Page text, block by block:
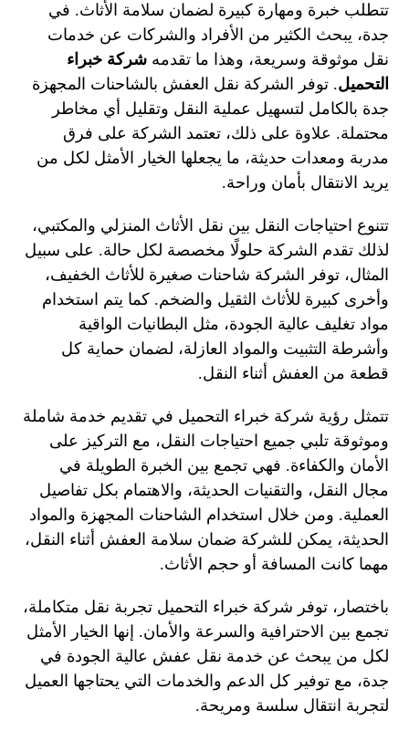
تتطلب خبرة ومهارة كبيرة لضمان سلامة الأثاث. في
جدة، يبحث الكثير من الأفراد والشركات عن خدمات
نقل موثوقة وسريعة، وهذا ما تقدمهشركة خبراء
التحميل. توفر الشركة نقل العفش بالشاحنات المجهزة
جدة بالكامل لتسهيل عملية النقل وتقليل أي مخاطر
محتملة. علاوة على ذلك، تعتمد الشركة على فرق
مدربة ومعدات حديثة، ما يجعلها الخيار الأمثل لكل من
يريد الانتقال بأمان وراحة.
تتنوع احتياجات النقل بين نقل الأثاث المنزلي والمكتبي،
لذلك تقدم الشركة حلولًا مخصصة لكل حالة. على سبيل
المثال، توفر الشركة شاحنات صغيرة للأثاث الخفيف،
وأخرى كبيرة للأثاث الثقيل والضخم. كما يتم استخدام
مواد تغليف عالية الجودة، مثل البطانيات الواقية
وأشرطة التثبيت والمواد العازلة، لضمان حماية كل
قطعة من العفش أثناء النقل.
تتمثل رؤية شركة خبراء التحميل في تقديم خدمة شاملة
وموثوقة تلبي جميع احتياجات النقل، مع التركيز على
الأمان والكفاءة. فهي تجمع بين الخبرة الطويلة في
مجال النقل، والتقنيات الحديثة، والاهتمام بكل تفاصيل
العملية. ومن خلال استخدام الشاحنات المجهزة والمواد
الحديثة، يمكن للشركة ضمان سلامة العفش أثناء النقل،
مهما كانت المسافة أو حجم الأثاث.
باختصار، توفر شركة خبراء التحميل تجربة نقل متكاملة،
تجمع بين الاحترافية والسرعة والأمان. إنها الخيار الأمثل
لكل من يبحث عن خدمة نقل عفش عالية الجودة في
جدة، مع توفير كل الدعم والخدمات التي يحتاجها العميل
لتجربة انتقال سلسة ومريحة.